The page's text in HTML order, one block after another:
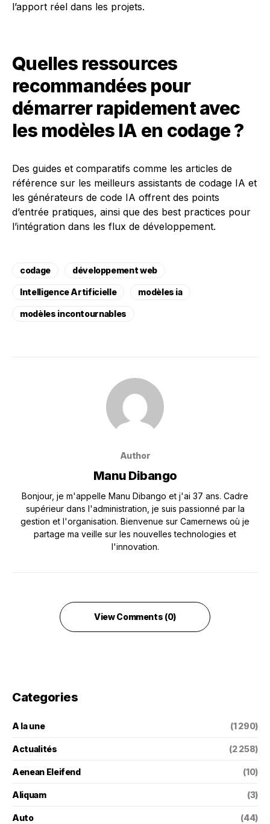
l’apport réel dans les projets.
Quelles ressources
recommandées pour
démarrer rapidement avec
les modèles IA en codage ?
Des guides et comparatifs comme les articles de
référence sur les meilleurs assistants de codage IA et
les générateurs de code IA offrent des points
d’entrée pratiques, ainsi que des best practices pour
l’intégration dans les flux de développement.
codage développement web
Intelligence Artificielle modèles ia
modèles incontournables
Author
Manu Dibango
Bonjour, je m'appelle Manu Dibango et j'ai 37 ans. Cadre
supérieur dans l'administration, je suis passionné par la
gestion et l'organisation. Bienvenue sur Camernews où je
partage ma veille sur les nouvelles technologies et
l'innovation.
View Comments (0)
Categories
A la une (1 290)
Actualités (2 258)
Aenean Eleifend (10)
Aliquam (3)
Auto (44)